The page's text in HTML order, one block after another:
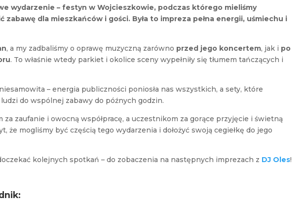
wydarzenie – festyn w Wojcieszkowie, podczas którego mieliśmy
zabawę dla mieszkańców i gości. Była to impreza pełna energii, uśmiechu i
, a my zadbaliśmy o oprawę muzyczną zarówno przed jego koncertem, jak i po
. To właśnie wtedy parkiet i okolice sceny wypełniły się tłumem tańczących i
– energia publiczności poniosła nas wszystkich, a sety, które
do wspólnej zabawy do późnych godzin.
zaufanie i owocną współpracę, a uczestnikom za gorące przyjęcie i świetną
że mogliśmy być częścią tego wydarzenia i dołożyć swoją cegiełkę do jego
kolejnych spotkań – do zobaczenia na następnych imprezach z DJ Oles!